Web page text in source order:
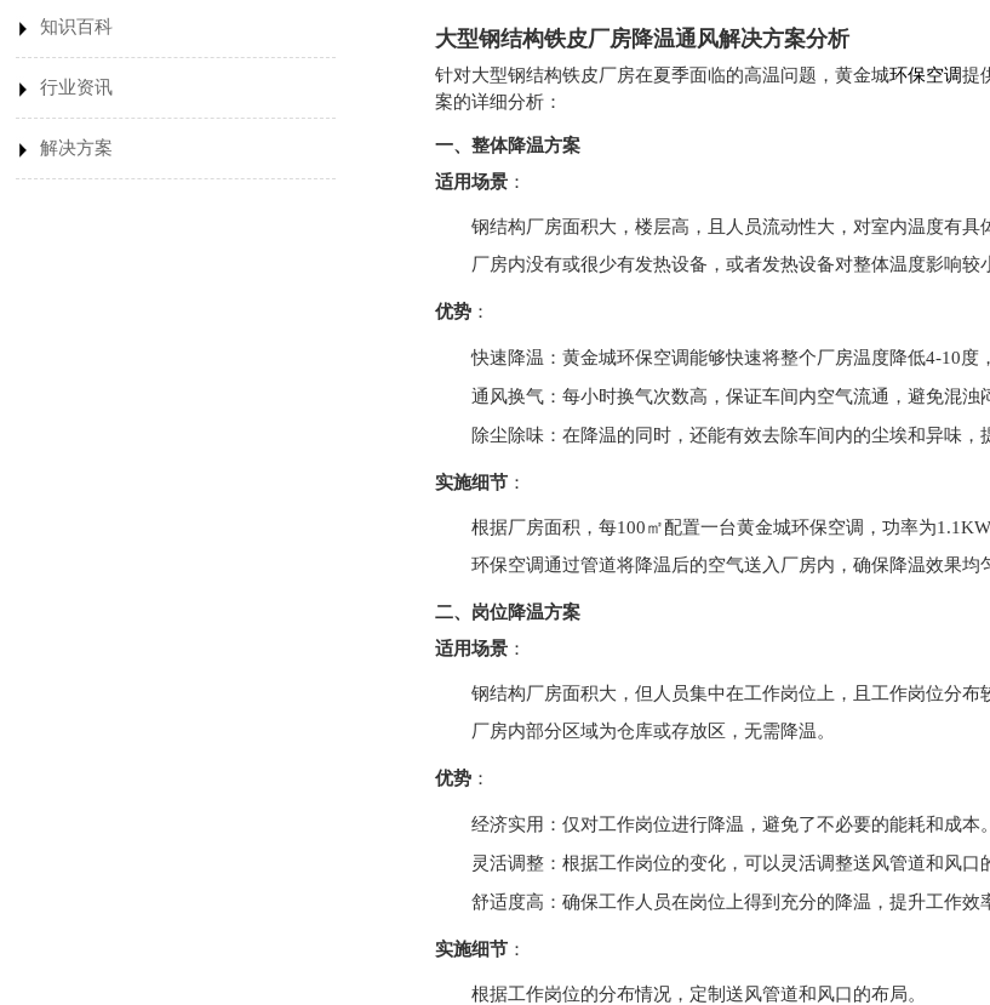
知识百科
行业资讯
解决方案
大型钢结构铁皮厂房降温通风解决方案分析
针对大型钢结构铁皮厂房在夏季面临的高温问题，黄金城环保空调提
案的详细分析：
一、整体降温方案
适用场景：
钢结构厂房面积大，楼层高，且人员流动性大，对室内温度有具
厂房内没有或很少有发热设备，或者发热设备对整体温度影响较
优势：
快速降温 ：黄金城环保空调能够快速将整个厂房温度降低4-10度
通风换气：每小时换气次数高，保证车间内空气流通，避免混浊
除尘除味：在降温的同时，还能有效去除车间内的尘埃和异味，
实施细节：
根据厂房面积，每100㎡配置一台黄金城环保空调，功率为
环保空调通过管道将降温后的空气送入厂房内，确保降温效果均
二、岗位降温方案
适用场景：
钢结构厂房面积大，但人员集中在工作岗位上，且工作岗位分布
厂房内部分区域为仓库或存放区，无需降温。
优势：
经济实用 ：仅对工作岗位进行降温，避免了不必要的能耗和成本。
灵活调整：根据工作岗位的变化，可以灵活调整送风管道和风口
舒适度高 ：确保工作人员在岗位上得到充分的降温，提升工作效
实施细节：
根据工作岗位的分布情况，定制送风管道和风口的布局。